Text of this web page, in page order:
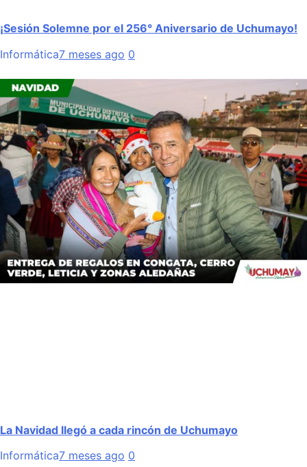
¡Sesión Solemne por el 256° Aniversario de Uchumayo!
Informática7 meses ago 0
La Navidad llegó a cada rincón de Uchumayo
Informática7 meses ago 0